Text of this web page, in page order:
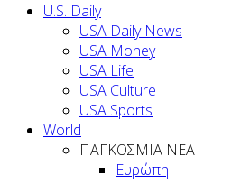
U.S. Daily
USA Daily News
USA Money
USA Life
USA Culture
USA Sports
World
ΠΑΓΚΟΣΜΙΑ ΝΕΑ
Ευρώπη